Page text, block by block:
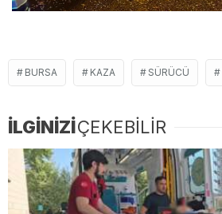
BURSA KAZA SÜRÜCÜ
İLGİNİZİÇEKEBİLİR